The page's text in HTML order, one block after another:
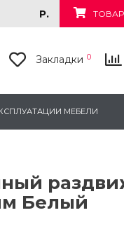
Р.
Закладки 0
МЕБЕЛИ
Белый